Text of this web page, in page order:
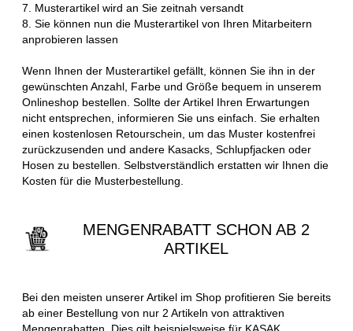
7. Musterartikel wird an Sie zeitnah versandt
8. Sie können nun die Musterartikel von Ihren Mitarbeitern
anprobieren lassen
Wenn Ihnen der Musterartikel gefällt, können Sie ihn in der
gewünschten Anzahl, Farbe und Größe bequem in unserem
Onlineshop bestellen. Sollte der Artikel Ihren Erwartungen
nicht entsprechen, informieren Sie uns einfach. Sie erhalten
einen kostenlosen Retourschein, um das Muster kostenfrei
zurückzusenden und andere Kasacks, Schlupfjacken oder
Hosen zu bestellen. Selbstverständlich erstatten wir Ihnen die
Kosten für die Musterbestellung.
MENGENRABATT SCHON AB 2
ARTIKEL
Bei den meisten unserer Artikel im Shop profitieren Sie bereits
ab einer Bestellung von nur 2 Artikeln von attraktiven